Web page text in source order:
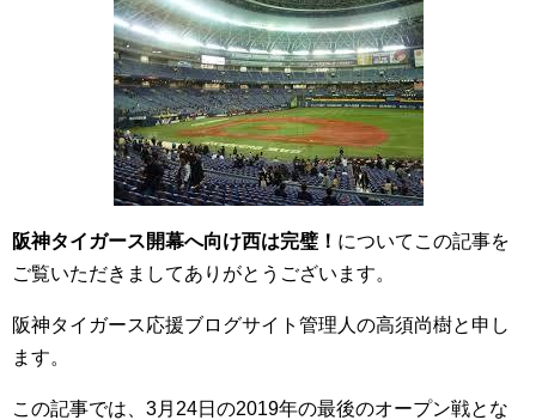
阪神タイガース開幕へ向け西は完璧！ についてこの記事を
ご覧いただきましてありがとうございます。
阪神タイガース応援ブログサイト管理人の高須尚樹と申し
ます。
この記事では、3月24日の2019年の最後のオープン戦とな